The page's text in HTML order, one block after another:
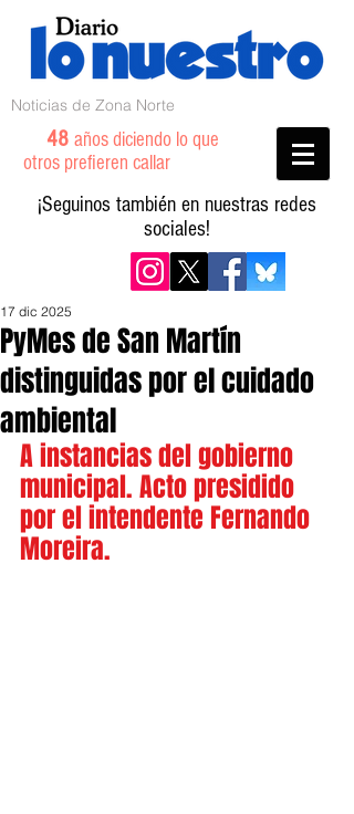
Noticias de Zona Norte
48 años diciendo lo que
otros prefieren callar
¡Seguinos también en nuestras redes
sociales!
PyMes de San Martín
distinguidas por el cuidado
ambiental
17 dic 2025
A instancias del gobierno
municipal. Acto presidido
por el intendente Fernando
Moreira.